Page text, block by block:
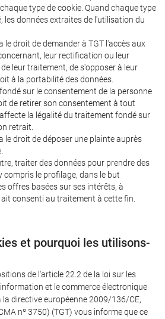
type de cookie. Quand chaque type
les données extraites de l'utilisation du
le droit de demander à TGT l'accès aux
leur rectification ou leur
leur traitement, de s'opposer à leur
à la portabilité des données.
sur le consentement de la personne
de retirer son consentement à tout
la légalité du traitement fondé sur
retrait.
le droit de déposer une plainte auprès
traiter des données pour prendre des
compris le profilage, dans le but
offres basées sur ses intérêts, à
consenti au traitement à cette fin.
et pourquoi les utilisons-
de l'article 22.2 de la loi sur les
et le commerce électronique
la directive européenne 2009/136/CE,
nº 3750) (TGT) vous informe que ce